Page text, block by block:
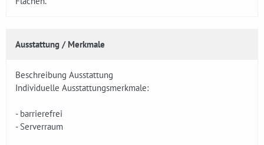
Ausstattung / Merkmale
Beschreibung Ausstattung
Individuelle Ausstattungsmerkmale:
- barrierefrei
- Serverraum